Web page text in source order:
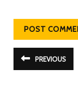
Navegação
PREVIOUS
anterior: